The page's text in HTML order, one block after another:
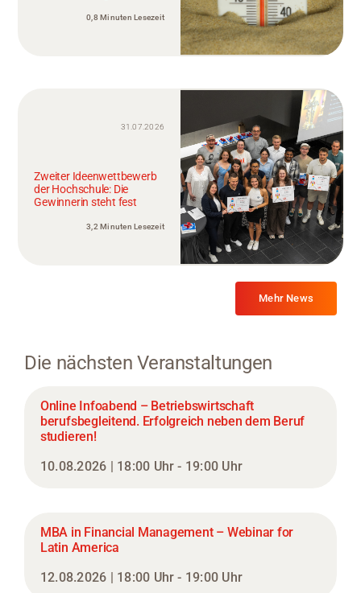
0,8 Minuten Lesezeit
31.07.2026
Zweiter Ideenwettbewerb
der Hochschule: Die
Gewinnerin steht fest
3,2 Minuten Lesezeit
Mehr News
Die nächsten Veranstaltungen
Online Infoabend – Betriebswirtschaft
berufsbegleitend. Erfolgreich neben dem Beruf
studieren!
10.08.2026 | 18:00 Uhr - 19:00 Uhr
MBA in Financial Management – Webinar for
Latin America
12.08.2026 | 18:00 Uhr - 19:00 Uhr